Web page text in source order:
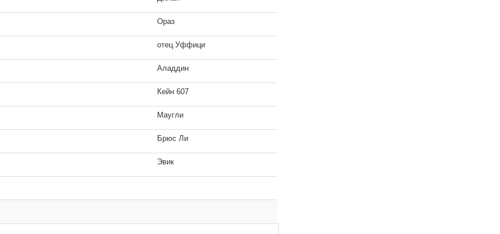
Ораз
отец Уффици
Аладдин
Кейн 607
Маугли
Брюс Ли
Эвик